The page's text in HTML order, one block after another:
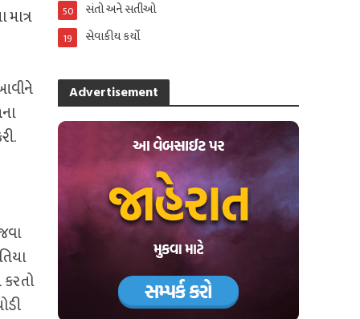
સંતો અને સતીઓ
50
સેવાકીય કર્યો
19
Advertisement